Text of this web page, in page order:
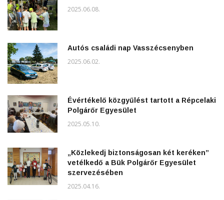
2025.06.08.
Autós családi nap Vasszécsenyben
2025.06.02.
Évértékelő közgyűlést tartott a Répcelaki
Polgárőr Egyesület
2025.05.10.
„Közlekedj biztonságosan két keréken”
vetélkedő a Bük Polgárőr Egyesület
szervezésében
2025.04.16.